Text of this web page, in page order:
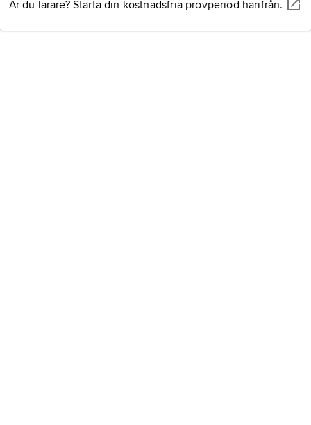
Är du lärare? Starta din kostnadsfria provperiod härifrån.